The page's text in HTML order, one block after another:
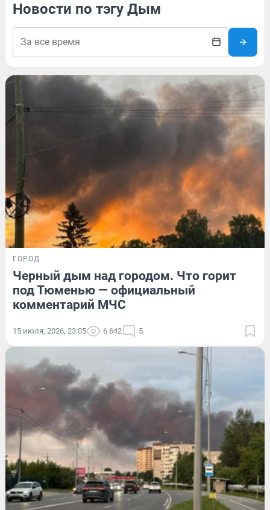
Новости по тэгу Дым
ГОРОД
Черный дым над городом. Что горит
под Тюменью — официальный
комментарий МЧС
15 июля, 2026, 23:05 6 642 5